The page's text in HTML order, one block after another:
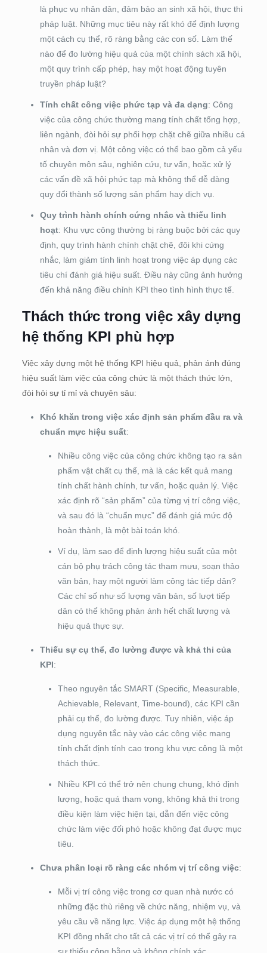
là phục vụ nhân dân, đảm bảo an sinh xã hội, thực thi
pháp luật. Những mục tiêu này rất khó để định lượng
một cách cụ thể, rõ ràng bằng các con số. Làm thế
nào để đo lường hiệu quả của một chính sách xã hội,
một quy trình cấp phép, hay một hoạt động tuyên
truyền pháp luật?
Tính chất công việc phức tạp và đa dạng: Công
việc của công chức thường mang tính chất tổng hợp,
liên ngành, đòi hỏi sự phối hợp chặt chẽ giữa nhiều cá
nhân và đơn vị. Một công việc có thể bao gồm cả yếu
tố chuyên môn sâu, nghiên cứu, tư vấn, hoặc xử lý
các vấn đề xã hội phức tạp mà không thể dễ dàng
quy đổi thành số lượng sản phẩm hay dịch vụ.
Quy trình hành chính cứng nhắc và thiếu linh
hoạt: Khu vực công thường bị ràng buộc bởi các quy
định, quy trình hành chính chặt chẽ, đôi khi cứng
nhắc, làm giảm tính linh hoạt trong việc áp dụng các
tiêu chí đánh giá hiệu suất. Điều này cũng ảnh hưởng
đến khả năng điều chỉnh KPI theo tình hình thực tế.
Thách thức trong việc xây dựng
hệ thống KPI phù hợp
Việc xây dựng một hệ thống KPI hiệu quả, phản ánh đúng
hiệu suất làm việc của công chức là một thách thức lớn,
đòi hỏi sự tỉ mỉ và chuyên sâu:
Khó khăn trong việc xác định sản phẩm đầu ra và
chuẩn mực hiệu suất:
Nhiều công việc của công chức không tạo ra sản
phẩm vật chất cụ thể, mà là các kết quả mang
tính chất hành chính, tư vấn, hoặc quản lý. Việc
xác định rõ “sản phẩm” của từng vị trí công việc,
và sau đó là “chuẩn mực” để đánh giá mức độ
hoàn thành, là một bài toán khó.
Ví dụ, làm sao để định lượng hiệu suất của một
cán bộ phụ trách công tác tham mưu, soạn thảo
văn bản, hay một người làm công tác tiếp dân?
Các chỉ số như số lượng văn bản, số lượt tiếp
dân có thể không phản ánh hết chất lượng và
hiệu quả thực sự.
Thiếu sự cụ thể, đo lường được và khả thi của
KPI:
Theo nguyên tắc SMART (Specific, Measurable,
Achievable, Relevant, Time-bound), các KPI cần
phải cụ thể, đo lường được. Tuy nhiên, việc áp
dụng nguyên tắc này vào các công việc mang
tính chất định tính cao trong khu vực công là một
thách thức.
Nhiều KPI có thể trở nên chung chung, khó định
lượng, hoặc quá tham vọng, không khả thi trong
điều kiện làm việc hiện tại, dẫn đến việc công
chức làm việc đối phó hoặc không đạt được mục
tiêu.
Chưa phân loại rõ ràng các nhóm vị trí công việc:
Mỗi vị trí công việc trong cơ quan nhà nước có
những đặc thù riêng về chức năng, nhiệm vụ, và
yêu cầu về năng lực. Việc áp dụng một hệ thống
KPI đồng nhất cho tất cả các vị trí có thể gây ra